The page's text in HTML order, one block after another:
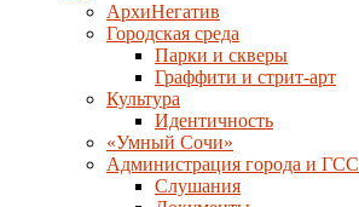
АрхиНегатив
Городская среда
Парки и скверы
Граффити и стрит-арт
Культура
Идентичность
«Умный Сочи»
Администрация города и ГСС
Слушания